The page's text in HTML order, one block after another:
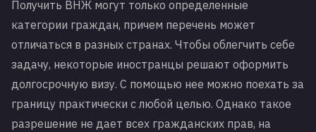
Получить ВНЖ могут только определенные
категории граждан, причем перечень может
отличаться в разных странах. Чтобы облегчить себе
задачу, некоторые иностранцы решают оформить
долгосрочную визу. С помощью нее можно поехать за
границу практически с любой целью. Однако такое
разрешение не дает всех гражданских прав, на